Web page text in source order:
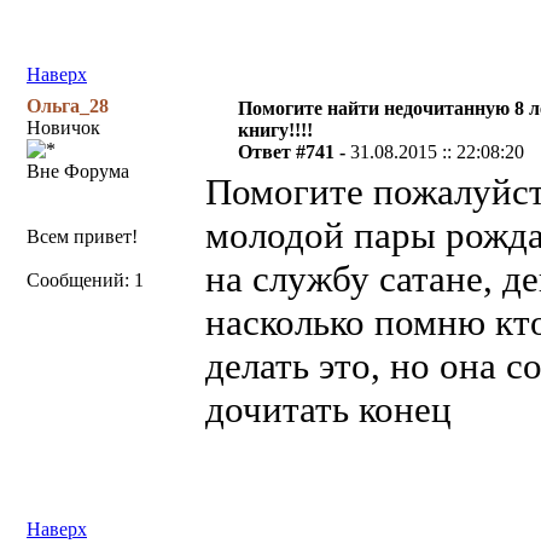
Наверх
Ольга_28
Новичок
Вне Форума
Всем привет!
Сообщений: 1
Помогите найти недочитанную 8
книгу!!!!
Ответ #741 -31.08.2015 :: 22:08:20
Помогите
молодой пары
на службу сатане,
насколько помню
делать это, но она
дочитать конец
Наверх